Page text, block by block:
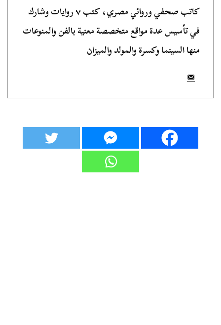
كاتب صحفي وروائي مصري، كتب ٧ روايات وشارك
في تأسيس عدة مواقع متخصصة معنية بالفن والمنوعات
منها السينما وكسرة والمولد والميزان